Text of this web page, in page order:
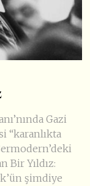
Gazi
“karanlıkta
Bir Yıldız:
şimdiye